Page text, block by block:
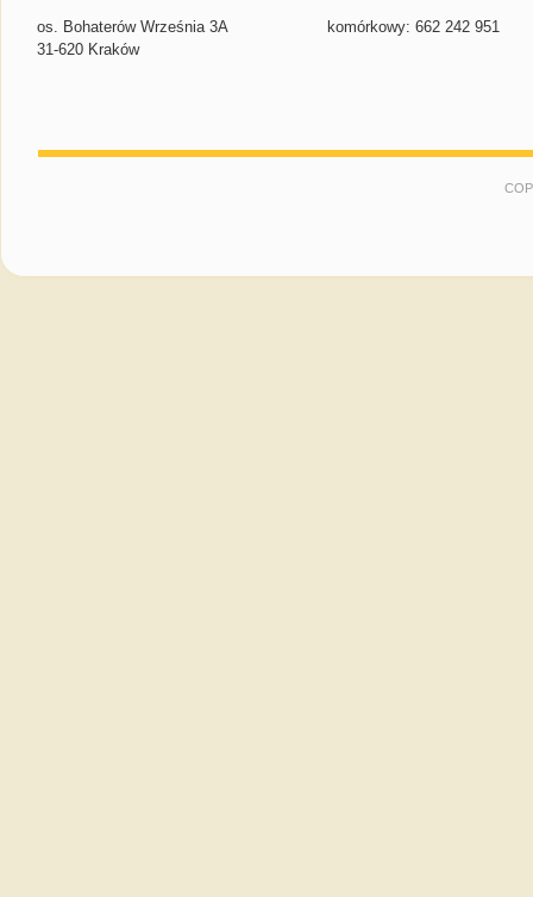
os. Bohaterów Września 3A
31-620 Kraków
komórkowy: 662 242 951